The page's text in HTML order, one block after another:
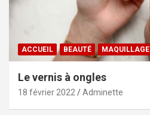
ACCUEIL BEAUTÉ MAQUILLAGE
Le vernis à ongles
18 février 2022 Adminette